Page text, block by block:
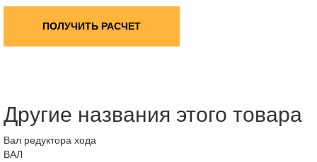
ПОЛУЧИТЬ РАСЧЕТ
Другие названия этого товара
Вал редуктора хода
ВАЛ